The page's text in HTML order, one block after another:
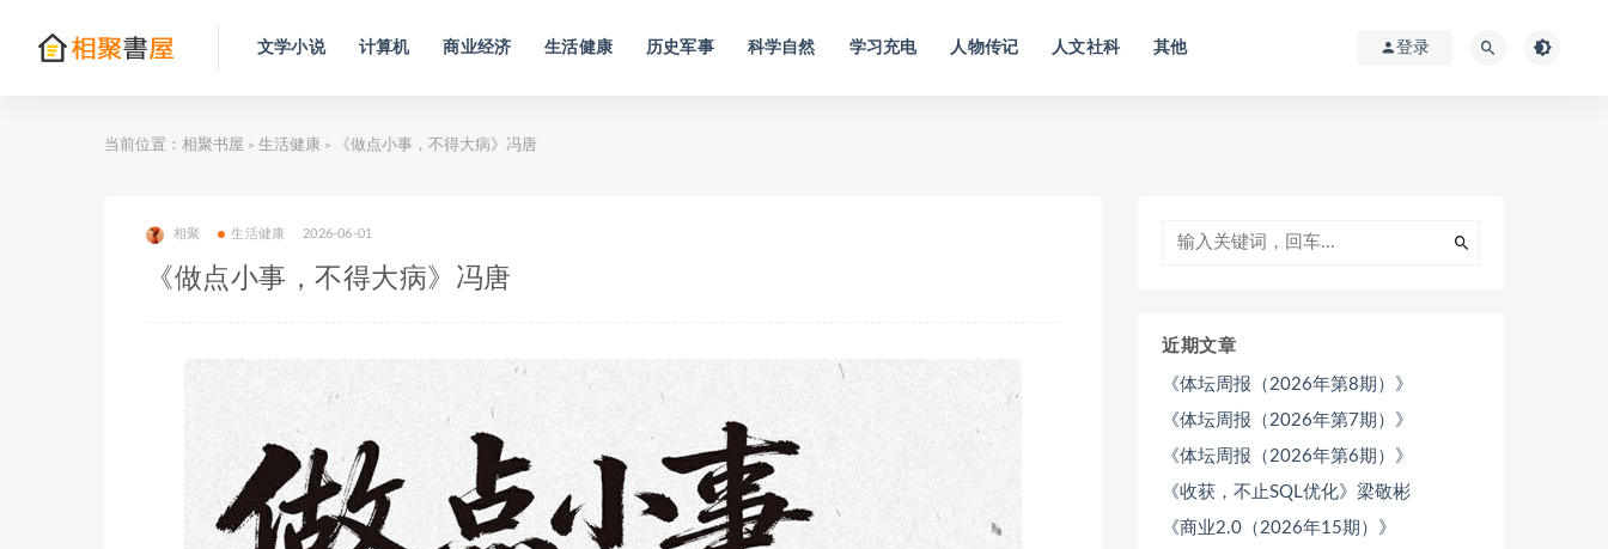
文学小说 计算机 商业经济 生活健康 历史军事 科学自然 学习充电 人物传记 人文社科 其他 登录
当前位置： 相聚书屋 > 生活健康 > 《做点小事，不得大病》冯唐
相聚 生活健康 2026-06-01
《做点小事，不得大病》冯唐
近期文章
《体坛周报（2026年第8期）》
《体坛周报（2026年第7期）》
《体坛周报（2026年第6期）》
《收获，不止SQL优化》梁敬彬
《商业2.0（2026年15期）》